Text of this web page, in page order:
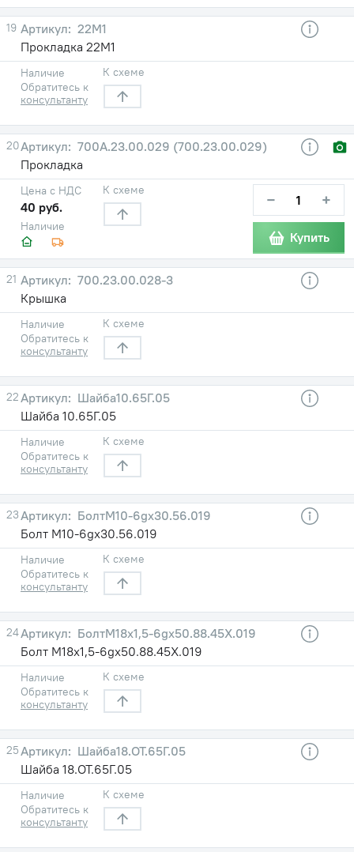
19
22М1
Прокладка 22М1
Наличие
Обратитесь к
консультанту
К схеме
20
700А.23.00.029 (700.23.00.029)
Прокладка
Наличие
Цена с НДС
40 руб.
К схеме − +
Купить
21
700.23.00.028-3
Крышка
Наличие
Обратитесь к
консультанту
К схеме
22
Шайба10.65Г.05
Шайба 10.65Г.05
Наличие
Обратитесь к
консультанту
К схеме
23
БолтМ10-6gх30.56.019
Болт М10-6gх30.56.019
Наличие
Обратитесь к
консультанту
К схеме
24
БолтМ18х1,5-6gх50.88.45Х.019
Болт М18х1,5-6gх50.88.45Х.019
Наличие
Обратитесь к
консультанту
К схеме
25
Шайба18.ОТ.65Г.05
Шайба 18.ОТ.65Г.05
Наличие
Обратитесь к
консультанту
К схеме